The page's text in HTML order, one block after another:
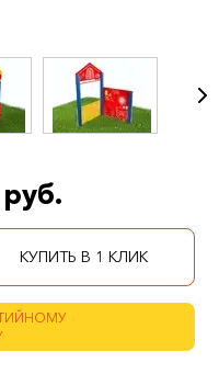
КУПИТЬ В 1 КЛИК